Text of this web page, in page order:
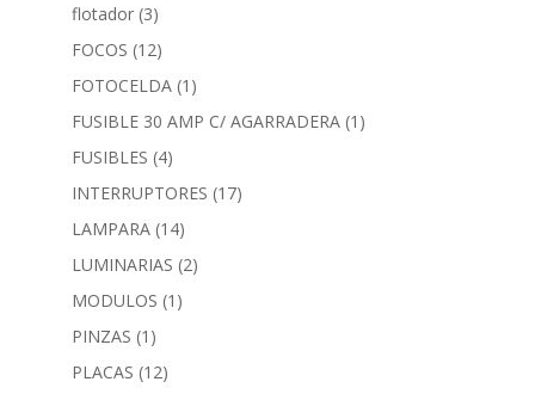
flotador (3)
FOCOS (12)
FOTOCELDA (1)
FUSIBLE 30 AMP C/ AGARRADERA (1)
FUSIBLES (4)
INTERRUPTORES (17)
LAMPARA (14)
LUMINARIAS (2)
MODULOS (1)
PINZAS (1)
PLACAS (12)